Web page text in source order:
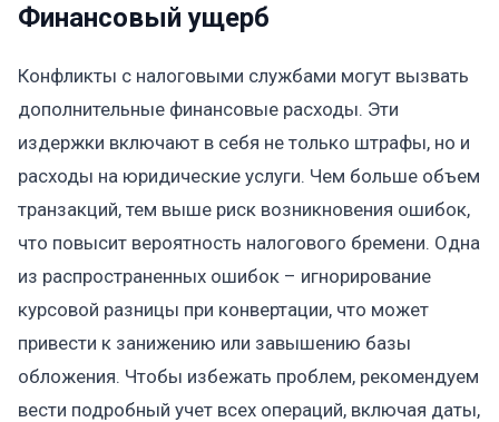
Финансовый ущерб
Конфликты с налоговыми службами могут вызвать
дополнительные финансовые расходы. Эти
издержки включают в себя не только штрафы, но и
расходы на юридические услуги. Чем больше объем
транзакций, тем выше риск возникновения ошибок,
что повысит вероятность налогового бремени. Одна
из распространенных ошибок – игнорирование
курсовой разницы при конвертации, что может
привести к занижению или завышению базы
обложения. Чтобы избежать проблем, рекомендуем
вести подробный учет всех операций, включая даты,